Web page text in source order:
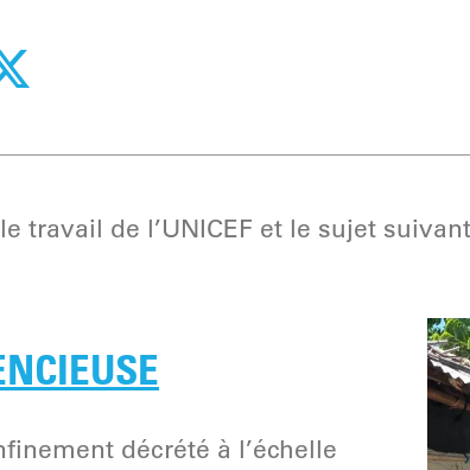
travail de l’UNICEF et le sujet
décrété à l’échelle